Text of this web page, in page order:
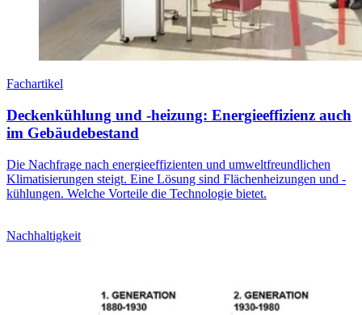
Fachartikel
Deckenkühlung und -heizung: Energieeffizienz auch
im Gebäudebestand
Die Nachfrage nach energieeffizienten und umweltfreundlichen
Klimatisierungen steigt. Eine Lösung sind Flächenheizungen und -
kühlungen. Welche Vorteile die Technologie bietet.
Nachhaltigkeit